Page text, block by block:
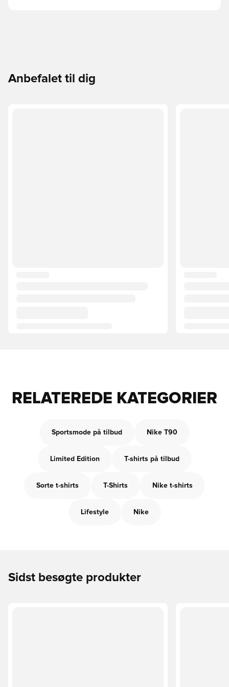
Anbefalet til dig
RELATEREDE KATEGORIER
Sportsmode på tilbud Nike T90
Limited Edition T-shirts på tilbud
Sorte t-shirts T-Shirts Nike t-shirts
Lifestyle Nike
Sidst besøgte produkter